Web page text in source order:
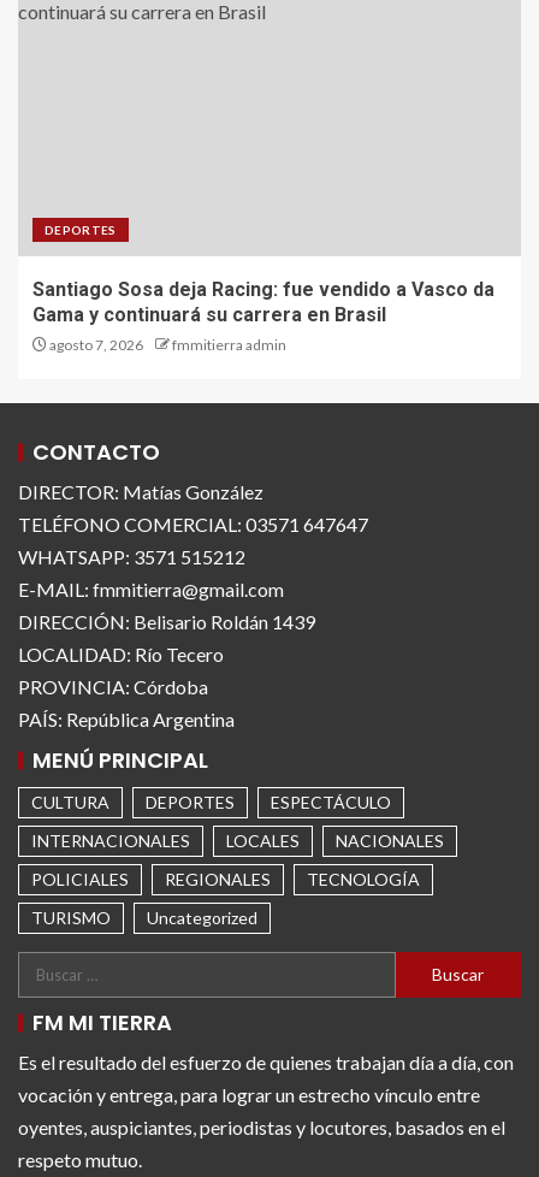
DEPORTES
Santiago Sosa deja Racing: fue vendido a Vasco da
Gama y continuará su carrera en Brasil
agosto 7, 2026 fmmitierra admin
CONTACTO
DIRECTOR: Matías González
TELÉFONO COMERCIAL: 03571 647647
WHATSAPP: 3571 515212
E-MAIL: fmmitierra@gmail.com
DIRECCIÓN: Belisario Roldán 1439
LOCALIDAD: Río Tecero
PROVINCIA: Córdoba
PAÍS: República Argentina
MENÚ PRINCIPAL
CULTURA DEPORTES
ESPECTÁCULO
INTERNACIONALES
LOCALES
NACIONALES
POLICIALES
REGIONALES
TECNOLOGÍA
TURISMO
Uncategorized
FM MI TIERRA
Es el resultado del esfuerzo de quienes trabajan día a día, con
vocación y entrega, para lograr un estrecho vínculo entre
oyentes, auspiciantes, periodistas y locutores, basados en el
respeto mutuo.